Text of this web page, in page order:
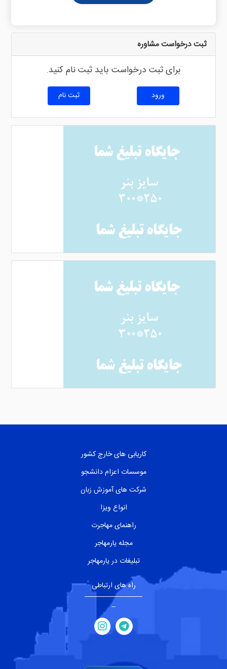
ثبت درخواست مشاوره
برای ثبت درخواست باید ثبت نام کنید.
ورود ثبت نام
کاریابی های خارج کشور
موسسات اعزام دانشجو
شرکت های آموزش زبان
انواع ویزا
راهنمای مهاجرت
مجله یارمهاجر
تبلیغات در یارمهاجر
راه های ارتباطی
--